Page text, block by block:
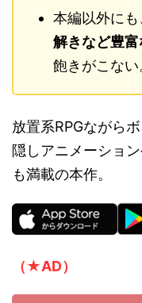
本編以外にも
解きなど豊
飽きがこない
放置系RPGながら
隠しアニメーショ
も満載の本作。
（★AD）